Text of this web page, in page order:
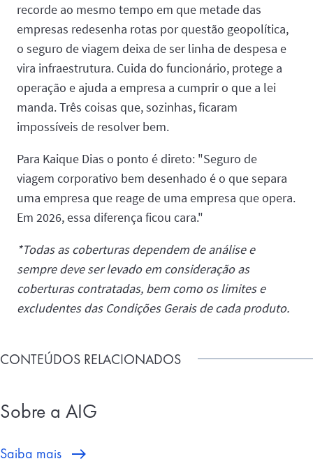
recorde ao mesmo tempo em que metade das
empresas redesenha rotas por questão geopolítica,
o seguro de viagem deixa de ser linha de despesa e
vira infraestrutura. Cuida do funcionário, protege a
operação e ajuda a empresa a cumprir o que a lei
manda. Três coisas que, sozinhas, ficaram
impossíveis de resolver bem.
Para Kaique Dias o ponto é direto: "Seguro de
viagem corporativo bem desenhado é o que separa
uma empresa que reage de uma empresa que opera.
Em 2026, essa diferença ficou cara."
*Todas as coberturas dependem de análise e
sempre deve ser levado em consideração as
coberturas contratadas, bem como os limites e
excludentes das Condições Gerais de cada produto.
CONTEÚDOS RELACIONADOS
Sobre a AIG
Saiba mais